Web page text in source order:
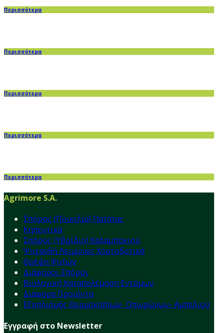
Περισσότερα
Περισσότερα
Περισσότερα
Περισσότερα
Περισσότερα
Agrimore S.A.
Σπόρος (Ποικιλία) Πατάτας
Κηπευτικά
Σπόρος (Υβρίδιο) Καλαμποκιού
Ψυχανθή Λειμώνες Χορτοδοτικά
Θρέψη Φυτών
Διάφοροι Σπόροι
Βιολογική Καταπολέμηση Εντόμων
Διάφορα Προϊόντα
Εξοπλισμός Θερμοκηπίων- Οπωρώνων- Αμπελιού
Εγγραφή στο Newsletter